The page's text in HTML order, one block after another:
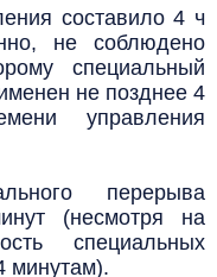
составило 4 ч
не соблюдено
специальный
не позднее 4
управления
перерыва
(несмотря на
специальных
минутам).